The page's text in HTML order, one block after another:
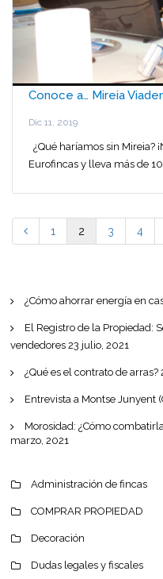
Conoce a… Mireia Viader
Dic 11, 2019
¿Qué haríamos sin Mireia?
Eurofincas y lleva más de
1 2 3 4
¿Cómo ahorrar energía en
El Registro de la Propiedad:
vendedores 23 julio, 2021
¿Qué es el contrato de arras?
Entrevista a Montse Junyent
Morosidad: ¿Cómo
marzo, 2021
Administración de fincas
COMPRAR PROPIEDAD
Decoración
Dudas legales y fiscales